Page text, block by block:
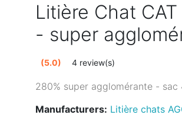
Litière Chat
- super
4 review(s)
(5.0)
280% super agglomérante - sac
Manufacturers: Litière chats